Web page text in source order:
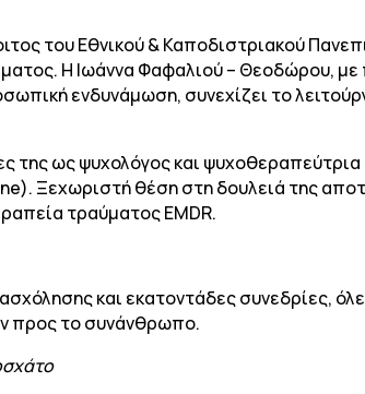
του Εθνικού & Καποδιστριακού
Η Ιωάννα Φαφαλιού – Θεοδώρου,
ενδυνάμωση, συνεχίζει το
ως ψυχολόγος και ψυχοθεραπεύτρια
Ξεχωριστή θέση στη δουλειά της
τραύματος EMDR.
και εκατοντάδες συνεδρίες,
προς το συνάνθρωπο.